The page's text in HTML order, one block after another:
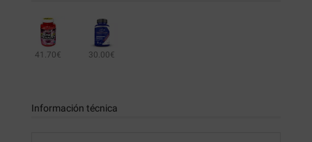
41.70€ 30.00€
Información técnica